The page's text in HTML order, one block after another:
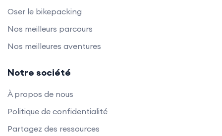
Oser le bikepacking
Nos meilleurs parcours
Nos meilleures aventures
Notre société
À propos de nous
Politique de confidentialité
Partagez des ressources